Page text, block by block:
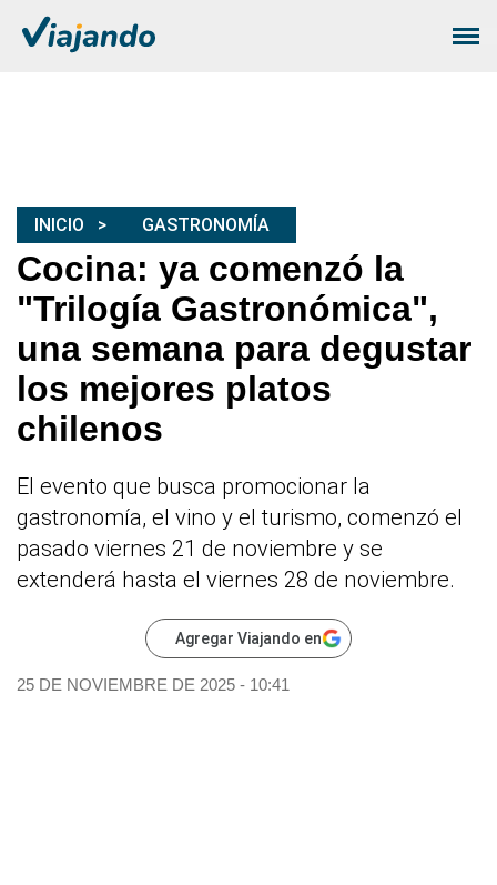
INICIO GASTRONOMÍA
Cocina: ya comenzó la
"Trilogía Gastronómica",
una semana para degustar
los mejores platos
chilenos
El evento que busca promocionar la
gastronomía, el vino y el turismo, comenzó el
pasado viernes 21 de noviembre y se
extenderá hasta el viernes 28 de noviembre.
Agregar Viajando en
25 DE NOVIEMBRE DE 2025 - 10:41